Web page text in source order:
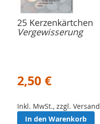
25 Kerzenkärtchen
Vergewisserung
2,50 €
Inkl. MwSt., zzgl. Versand
In den Warenkorb